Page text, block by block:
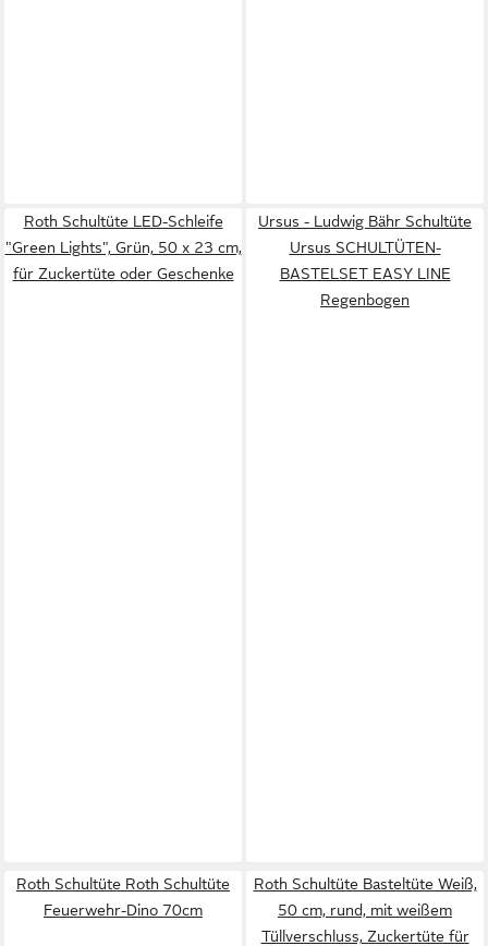
Roth Schultüte LED-Schleife
"Green Lights", Grün, 50 x 23 cm,
für Zuckertüte oder Geschenke
Ursus - Ludwig Bähr Schultüte
Ursus SCHULTÜTEN-
BASTELSET EASY LINE
Regenbogen
Roth Schultüte Roth Schultüte
Feuerwehr-Dino 70cm
Roth Schultüte Basteltüte Weiß,
50 cm, rund, mit weißem
Tüllverschluss, Zuckertüte für